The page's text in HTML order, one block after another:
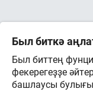
Был биткә
Был биттең
фекерегеҙҙе
башлаусы